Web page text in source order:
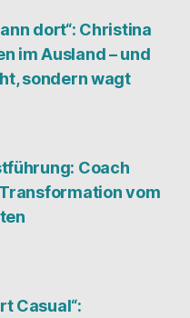
dort“: Christina
im Ausland – und
sondern wagt
Coach
vom
Casual“: